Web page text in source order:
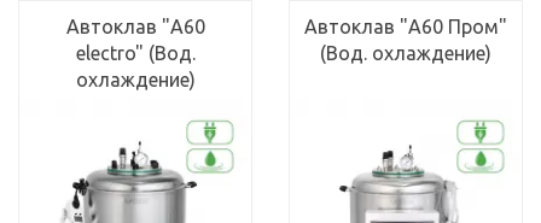
Автоклав "А60
electro" (Вод.
охлаждение)
Автоклав "А60 Пром"
(Вод. охлаждение)